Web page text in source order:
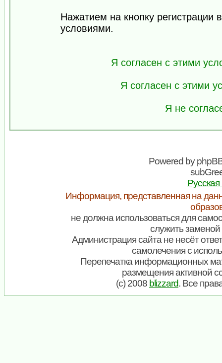
Нажатием на кнопку регистрации
условиями.
Я согласен с этими
Я согласен с этими
Я не
Powered by
Информация, представленная на
не должна использоваться для
служить заменой
Администрация сайта не несёт
самолечения с
Перепечатка информационных
размещения активной
(c) 2008 blizzard. Все